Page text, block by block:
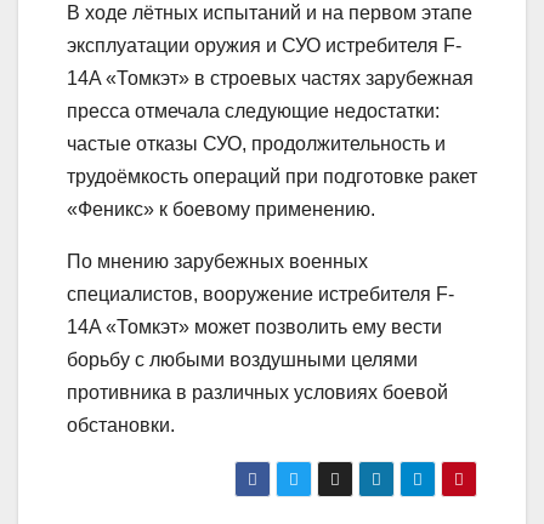
В ходе лётных испытаний и на первом этапе
эксплуатации оружия и СУО истребителя F-
14A «Томкэт» в строевых частях зарубежная
пресса отмечала следующие недостатки:
частые отказы СУО, продолжительность и
трудоёмкость операций при подготовке ракет
«Феникс» к боевому применению.
По мнению зарубежных военных
специалистов, вооружение истребителя F-
14A «Томкэт» может позволить ему вести
борьбу с любыми воздушными целями
противника в различных условиях боевой
обстановки.